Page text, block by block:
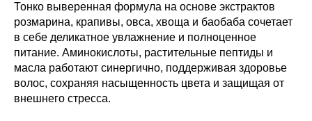
Тонко выверенная формула на основе экстрактов
розмарина, крапивы, овса, хвоща и баобаба сочетает
в себе деликатное увлажнение и полноценное
питание. Аминокислоты, растительные пептиды и
масла работают синергично, поддерживая здоровье
волос, сохраняя насыщенность цвета и защищая от
внешнего стресса.